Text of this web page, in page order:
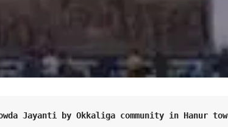
Jayanti by Okkaliga community in Hanur tow